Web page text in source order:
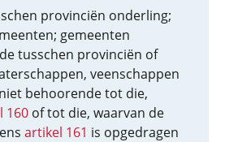
provinciën onderling;
gemeenten
tusschen provinciën of
veenschappen
behoorende tot die,
160 of tot die, waarvan de
artikel 161 is opgedragen